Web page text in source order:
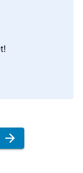
blev
”Rare